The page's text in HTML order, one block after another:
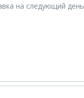
на следующий день